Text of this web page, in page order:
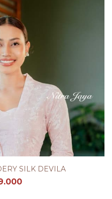
SILK DEVILA